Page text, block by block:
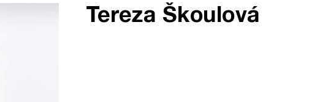
Tereza Škoulová